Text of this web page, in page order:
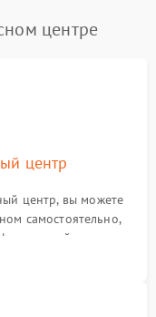
центре
центр
центр, вы можете
самостоятельно,
на сайте